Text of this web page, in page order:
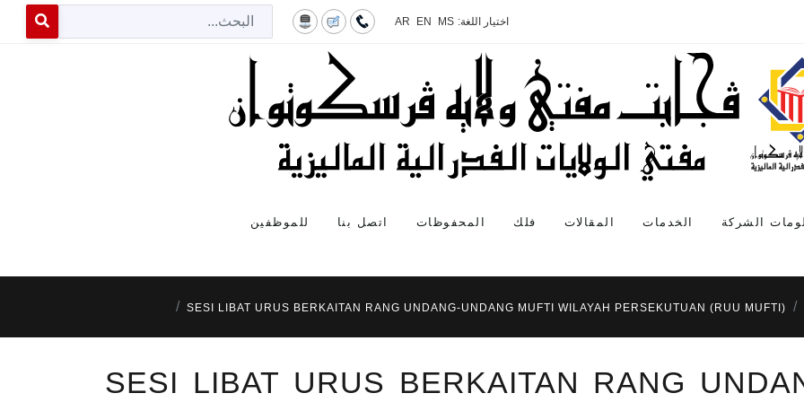
اختيار اللغة: MS
EN
AR
الشركة الخدمات المقالات فلك المحفوظات اتصل بنا للموظفين
SESI LIBAT URUS BERKAITAN RANG UNDANG-UNDANG MUFTI WILAYAH PERSEKUTUAN (RUU MUFTI)
SESI LIBAT URUS BERKAITAN RANG